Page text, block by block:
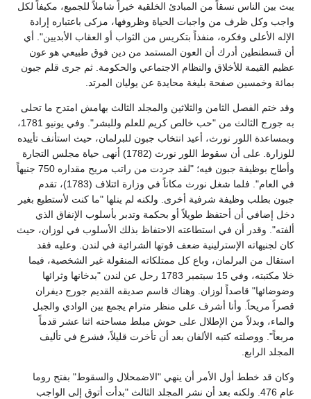
يبث بين الناس نسقاً من المبادئ الخلقية خيراً شاملاً للجميع، مكيفاً لكل
واجب وكل ظرف من واجبات الحياة وظروفها، مزكى باعتباره إرادة
الإله الأعلى وفكره، منفذاً بتكريس من الثواب أو العقاب الأبديين". أي
أن قسطنطين أدرك أن العون المستمد من دين فوق طبيعي هو عون
عظيم القيمة للأخلاق والنظام الاجتماعي والحكومة. ثم جرى قلم جبون
بمائة وخمسين صفحة بليغة محايدة عن يوليان المرتد.
وقد ختم الفصل الثامن والثلاثين والمجلد الثالث بهامش امتدح ما تحلى
به جورج الثالث من "حب خالص كريم للعلم وللبشر". وفي يونيو 1781،
وبمساعدة اللور نورث، أعيد انتخاب جبون للبرلمان، حيث استأنف تأييده
للوزارة. على أن سقوط اللور نورث (1782) أنهى حياة مجلس التجارة
وأطاح بوظيفة جبون فيه؛ "لقد جردت من راتب مريح مقداره 750 جنيهاً
في العام". فلما شغل نورث مكاناً في وزارة ائتلاف (1783)، تقدم
جبون بطلب وظيفة شرفية أخرى. ولكنه لم ينلها "ما كنت لأستطيع بغير
دخل إضافي أن أحتفظ طويلاً أو بحكمة وتدبر بأسلوب الإنفاق الذي
ألفته". وقدر أن في استطاعته الاحتفاظ بذلك الأسلوب في لوزان، حيث
كان لجنيهاته الإسترلينية ضعف قوتها الشرائية في لندن. وعليه فقد
استقال من البرلمان، وباع كل ممتلكاته المنقولة غير الشخصية، فيما
خلا مكتبته، وفي 15 سبتمبر 1783 رحل عن لندن "بدخانها وثرائها
وضوضائها" قاصداً لوزان. وهناك قاسم صديقه القديم جورج ديفران
قصراً مريحاً. وأنا أشرف على منظر مترام يجمع بين الوادي والجبل
والماء، وبدلاً من الإطلال على حوش مبلط مساحته اثنا عشر قدماً
مربعاً". ووصلته كتبه الألفان بعد أن تأخرت قليلاً، فشرع في تأليف
المجلد الرابع.
وكان قد خطط أول الأمر أن ينهي "الاضمحلال والسقوط" بفتح روما
عام 476. ولكنه بعد أن نشر المجلد الثالث "بدأت أتوق إلى الواجب